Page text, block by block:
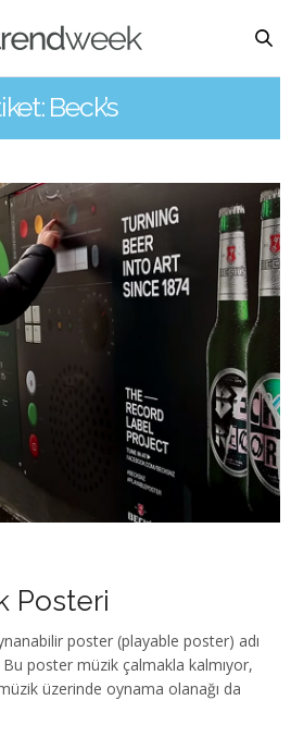
Beck’s
Posteri
poster (playable poster) adı
poster müzik çalmakla kalmıyor,
üzerinde oynama olanağı da